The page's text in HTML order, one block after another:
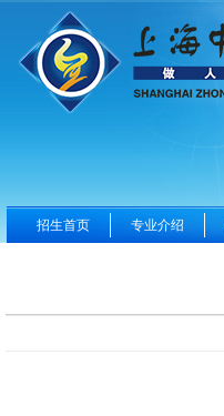
招生首页 专业介绍